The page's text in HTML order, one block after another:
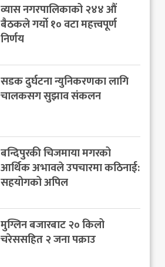
व्यास नगरपालिकाको २४४ औं
बैठकले गर्यो १० वटा महत्त्वपूर्ण
निर्णय
सडक दुर्घटना न्युनिकरणका लागि
चालकसग सुझाव संकलन
बन्दिपुरकी चिजमाया मगरको
आर्थिक अभावले उपचारमा कठिनाई:
सहयोगको अपिल
मुग्लिन बजारबाट २० किलो
चरेससहित २ जना पक्राउ